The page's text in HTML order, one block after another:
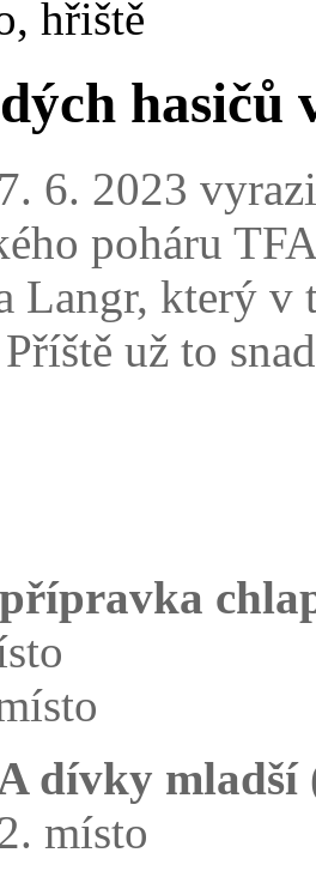
hřiště
hasičů
6. 2023
poháru
Langr, který v
už to
dívky mladší
místo